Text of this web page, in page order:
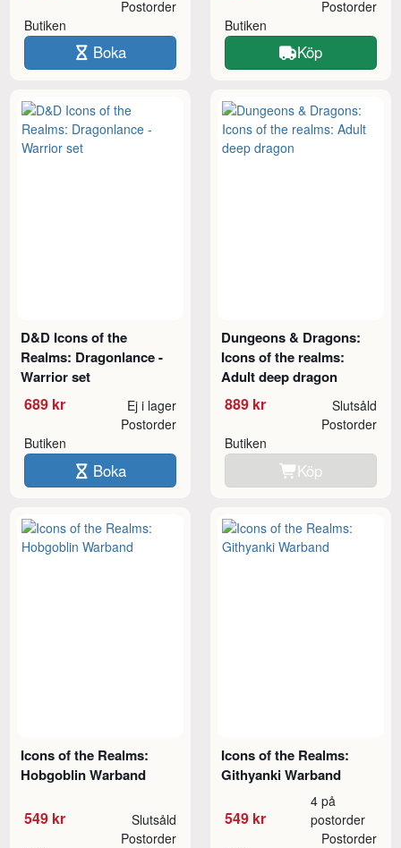
Butiken
Postorder
Boka
Butiken
Postorder
Köp
D&D Icons of the
Realms: Dragonlance -
Warrior set
689 kr Ej i lager
Butiken
Postorder
Boka
Dungeons & Dragons:
Icons of the realms:
Adult deep dragon
889 kr Slutsåld
Butiken
Postorder
Köp
Icons of the Realms:
Hobgoblin Warband
549 kr Slutsåld
Postorder
Icons of the Realms:
Githyanki Warband
549 kr
4 på
postorder
Postorder